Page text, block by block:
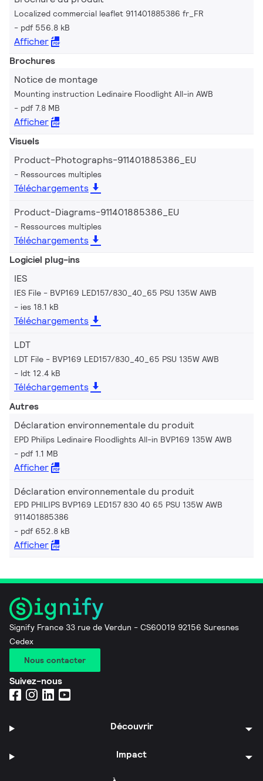
Localized commercial leaflet 911401885386 fr_FR
pdf 556.8 kB
Afficher
Brochures
Notice de montage
Mounting instruction Ledinaire Floodlight All-in AWB
pdf 7.8 MB
Afficher
Visuels
Product-Photographs-911401885386_EU
Ressources multiples
Téléchargements
Product-Diagrams-911401885386_EU
Ressources multiples
Téléchargements
Logiciel plug-ins
IES
IES File - BVP169 LED157/830_40_65 PSU 135W AWB
ies 18.1 kB
Téléchargements
LDT
LDT File - BVP169 LED157/830_40_65 PSU 135W AWB
ldt 12.4 kB
Téléchargements
Autres
Déclaration environnementale du produit
EPD Philips Ledinaire Floodlights All-in BVP169 135W AWB
pdf 1.1 MB
Afficher
Déclaration environnementale du produit
EPD PHILIPS BVP169 LED157 830 40 65 PSU 135W AWB
911401885386
pdf 652.8 kB
Afficher
Signify France 33 rue de Verdun - CS60019 92156 Suresnes
Cedex
Nous contacter
Suivez-nous
Découvrir
Impact